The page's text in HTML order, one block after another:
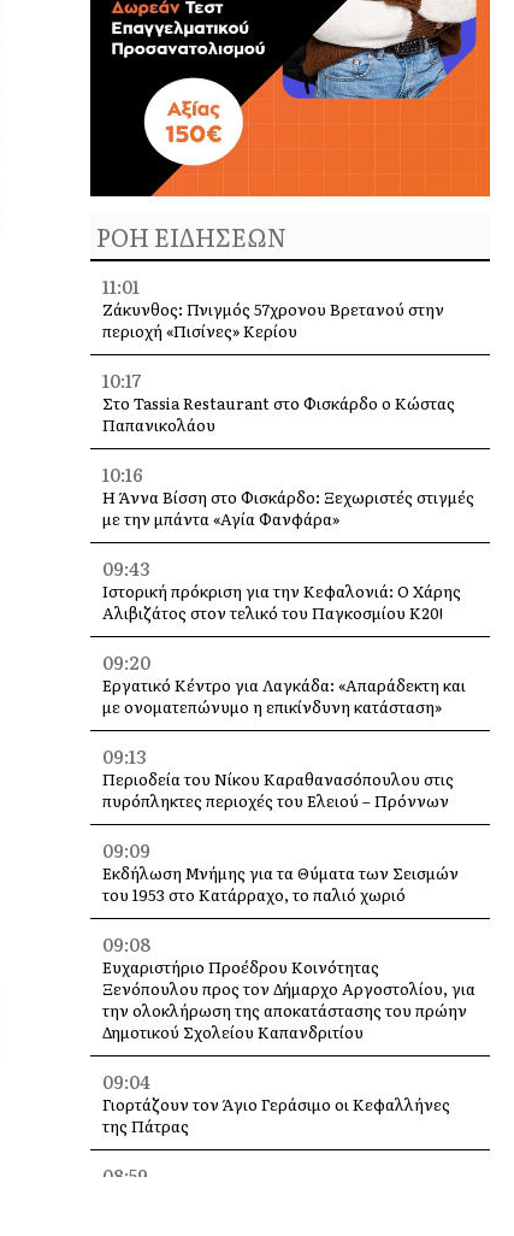
ΡΟΗ ΕΙΔΗΣΕΩΝ
11:01
Ζάκυνθος: Πνιγμός 57χρονου Βρετανού στην
περιοχή «Πισίνες» Κερίου
10:17
Στο Tassia Restaurant στο Φισκάρδο ο Κώστας
Παπανικολάου
10:16
Η Άννα Βίσση στο Φισκάρδο: Ξεχωριστές στιγμές
με την μπάντα «Αγία Φανφάρα»
09:43
Ιστορική πρόκριση για την Κεφαλονιά: Ο Χάρης
Αλιβιζάτος στον τελικό του Παγκοσμίου Κ20!
09:20
Εργατικό Κέντρο για Λαγκάδα: «Απαράδεκτη και
με ονοματεπώνυμο η επικίνδυνη κατάσταση»
09:13
Περιοδεία του Νίκου Καραθανασόπουλου στις
πυρόπληκτες περιοχές του Ελειού – Πρόννων
09:09
Εκδήλωση Μνήμης για τα Θύματα των Σεισμών
του 1953 στο Κατάρραχο, το παλιό χωριό
09:08
Ευχαριστήριο Προέδρου Κοινότητας
Ξενόπουλου προς τον Δήμαρχο Αργοστολίου, για
την ολοκλήρωση της αποκατάστασης του πρώην
Δημοτικού Σχολείου Καπανδριτίου
09:04
Γιορτάζουν τον Άγιο Γεράσιμο οι Κεφαλλήνες
της Πάτρας
08:59